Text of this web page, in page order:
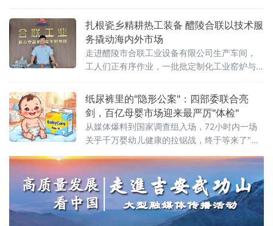
高端钛白产品应用性能检测领域迈出关键一
步，为攀钢钒钛股份PC专用钛白产品的研发迭
代提供了精准、可靠的检测技术支撑。据悉，
为精准匹配
扎根瓷乡精耕热工装备 醴陵合联以技术服
务撬动海内外市场
走进醴陵市合联工业设备有限公司生产车间，
工人们正有序作业，一批批定制化工业窑炉与
生产、安装及售后运维于一体的专业热工装备
制造企业，正依托当地完整的电瓷产业链配套
优势，成长为中南地区工业智能化窑炉领域的
重要力量。合联工业设备深耕高压
纸尿裤里的"隐形公案"：四部委联合亮
剑，百亿母婴市场迎来最严厉"体检"
从媒体爆料到国家调查组入场，72小时内一场
关乎千万婴幼儿健康的拉锯战，终于等来了"裁
6月18日，《经济参考报》一篇调查报道犹如深
水炸弹，将"好奇""碧芭宝贝""Babycare"三大
纸尿裤巨头推上风口浪尖——多款主流婴幼儿
纸尿裤被检出甲酰胺，一种被欧盟列为1B类生
殖毒性的有害物质。更令家长心惊的是记者的